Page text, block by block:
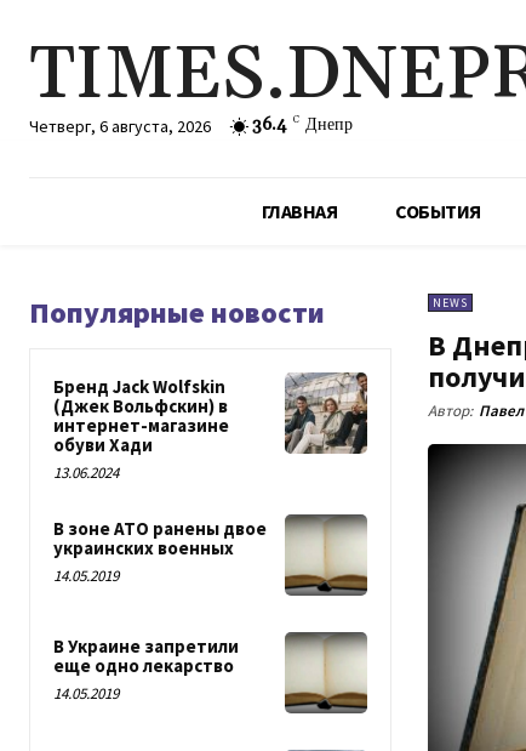
Четверг, 6 августа, 2026 36.4 C Днепр
ГЛАВНАЯ СОБЫТИЯ
Популярные новости
Бренд Jack Wolfskin
(Джек Вольфскин) в
интернет-магазине
обуви Хади
13.06.2024
В зоне АТО ранены двое
украинских военных
14.05.2019
В Украине запретили
еще одно лекарство
14.05.2019
NEWS
В
Автор: